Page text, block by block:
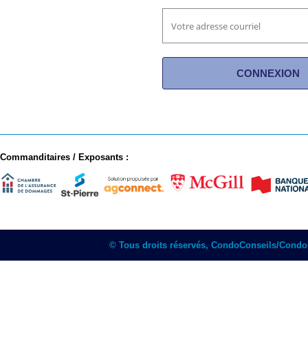
Commanditaires / Exposants :
© Tous droits réservés, CondoConseils/